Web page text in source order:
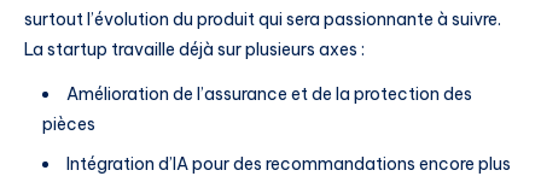
surtout l’évolution du produit qui sera passionnante à suivre.
La startup travaille déjà sur plusieurs axes :
Amélioration de l’assurance et de la protection des
pièces
Intégration d’IA pour des recommandations encore plus